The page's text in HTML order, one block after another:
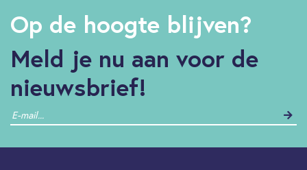
Op de hoogte blijven?
Meld je nu aan voor de
nieuwsbrief!